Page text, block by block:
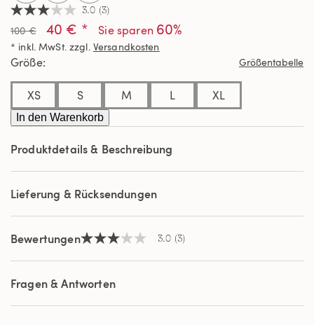
3.0
von
5
Sternen,
Durchschnittswert
Bewertung.
Read
3
Reviews.
Link
derselben
3.0 (3)
100 € 40 € * Sie sparen 60%
* inkl. MwSt. zzgl. Versandkosten
Größe Größentabelle
XS S M L XL
In den Warenkorb
Produktdetails & Beschreibung
Lieferung & Rücksendungen
Bewertungen3.0
5
Sternen,
Durchschnittswert
Bewertung.
3.0 (3)
Fragen & Antworten